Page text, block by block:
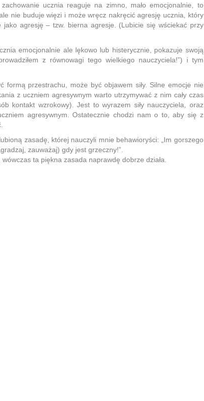
ucznia reaguje na zimno, mało emocjonalnie, to
nie buduje więzi i może wręcz nakręcić agresję ucznia, który
jako agresję – tzw. bierna agresje. (Lubicie się wściekać przy
emocjonalnie ale lękowo lub histerycznie, pokazuje swoją
z równowagi tego wielkiego nauczyciela!”) i tym
formą przestrachu, może być objawem siły. Silne emocje nie
z uczniem agresywnym warto utrzymywać z nim cały czas
kontakt wzrokowy). Jest to wyrazem siły nauczyciela, oraz
agresywnym. Ostatecznie chodzi nam o to, aby się z
zasadę, której nauczyli mnie behawioryści: „Im gorszego
zauważaj) gdy jest grzeczny!”.
ta piękna zasada naprawdę dobrze działa.